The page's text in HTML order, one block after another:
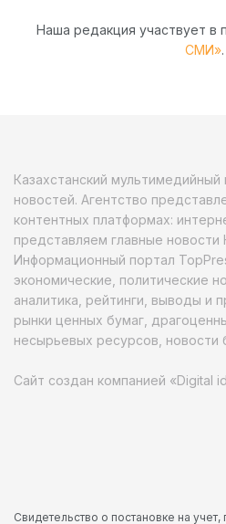
Наша редакция участвует в
СМИ».
Казахстанский мультимедийный
новостей. Агентство
контентных платформах:
представляем главные новости
Информационный портал
экономические, политические
аналитика, рейтинги, выводы и
рынки ценных бумаг,
несырьевых ресурсов, новости
Сайт создан компанией «Digital
Свидетельство о постановке на